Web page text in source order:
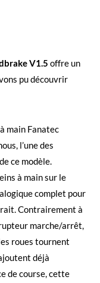
V1.5 offre un
pu découvrir
main Fanatec
l’une des
ce modèle.
à main sur le
complet pour
Contrairement à
marche/arrêt,
roues tournent
déjà
de course, cette